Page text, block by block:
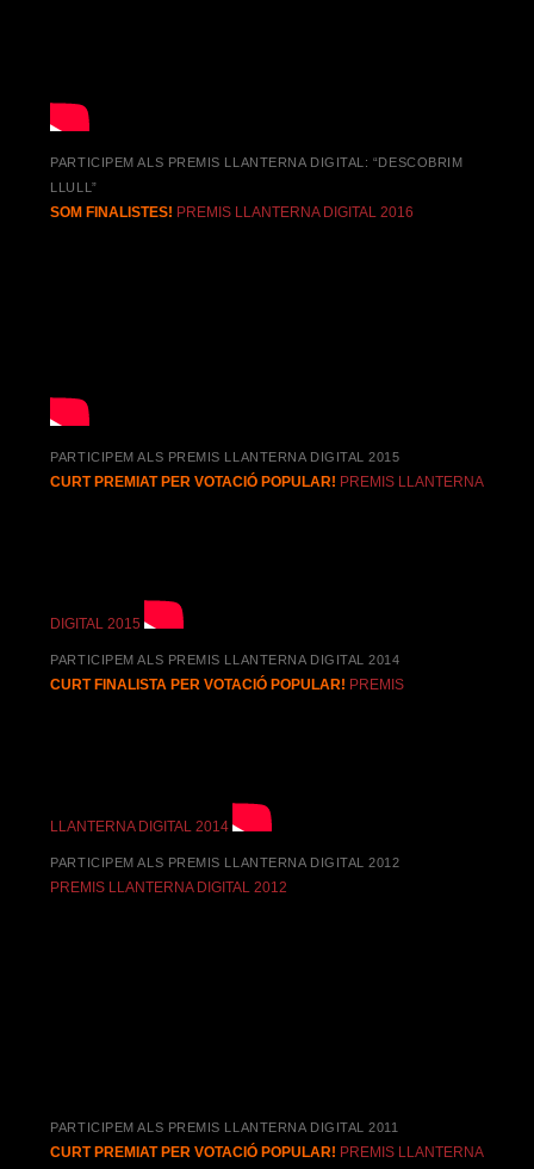
PARTICIPEM ALS PREMIS LLANTERNA DIGITAL: “DESCOBRIM
LLULL”
SOM FINALISTES! PREMIS LLANTERNA DIGITAL 2016
PARTICIPEM ALS PREMIS LLANTERNA DIGITAL 2015
CURT PREMIAT PER VOTACIÓ POPULAR! PREMIS LLANTERNA
DIGITAL 2015
PARTICIPEM ALS PREMIS LLANTERNA DIGITAL 2014
CURT FINALISTA PER VOTACIÓ POPULAR! PREMIS
LLANTERNA DIGITAL 2014
PARTICIPEM ALS PREMIS LLANTERNA DIGITAL 2012
PREMIS LLANTERNA DIGITAL 2012
PARTICIPEM ALS PREMIS LLANTERNA DIGITAL 2011
CURT PREMIAT PER VOTACIÓ POPULAR! PREMIS LLANTERNA